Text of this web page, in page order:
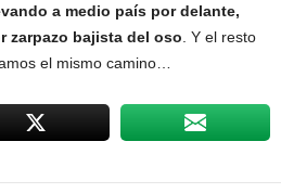
a medio país por delante,
zarpazo bajista del oso. Y el resto
el mismo camino…